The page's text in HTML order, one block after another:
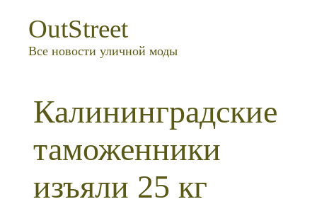
OutStreet
Все новости уличной моды
Калининградские
таможенники
изъяли 25 кг